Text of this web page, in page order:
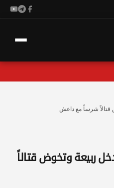
قتالاً شرساً مع داعش
ربيعة وتخوض قتالاً